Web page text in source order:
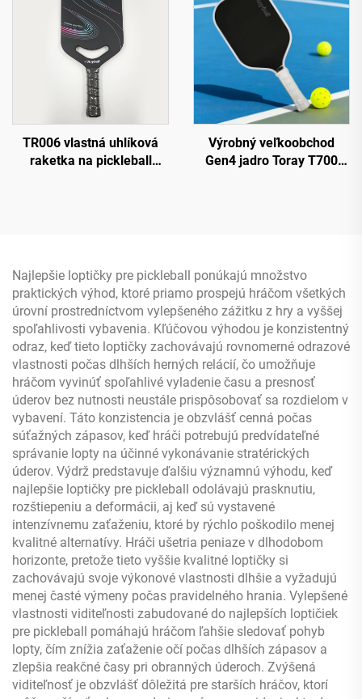
TR006 vlastná uhlíková
raketka na pickleball
Výrobný veľkoobchod
Gen4 jadro Toray T700
Najlepšie loptičky pre pickleball ponúkajú množstvo
praktických výhod, ktoré priamo prospejú hráčom všetkých
úrovní prostredníctvom vylepšeného zážitku z hry a vyššej
spoľahlivosti vybavenia. Kľúčovou výhodou je konzistentný
odraz, keď tieto loptičky zachovávajú rovnomerné odrazové
vlastnosti počas dlhších herných relácií, čo umožňuje
hráčom vyvinúť spoľahlivé vyladenie času a presnosť
úderov bez nutnosti neustále prispôsobovať sa rozdielom v
vybavení. Táto konzistencia je obzvlášť cenná počas
súťažných zápasov, keď hráči potrebujú predvídateľné
správanie lopty na účinné vykonávanie stratérických
úderov. Výdrž predstavuje ďalšiu významnú výhodu, keď
najlepšie loptičky pre pickleball odolávajú prasknutiu,
rozštiepeniu a deformácii, aj keď sú vystavené
intenzívnemu zaťaženiu, ktoré by rýchlo poškodilo menej
kvalitné alternatívy. Hráči ušetria peniaze v dlhodobom
horizonte, pretože tieto vyššie kvalitné loptičky si
zachovávajú svoje výkonové vlastnosti dlhšie a vyžadujú
menej časté výmeny počas pravidelného hrania. Vylepšené
vlastnosti viditeľnosti zabudované do najlepších loptičiek
pre pickleball pomáhajú hráčom ľahšie sledovať pohyb
lopty, čím znížia zaťaženie očí počas dlhších zápasov a
zlepšia reakčné časy pri obranných úderoch. Zvýšená
viditeľnosť je obzvlášť dôležitá pre starších hráčov, ktorí